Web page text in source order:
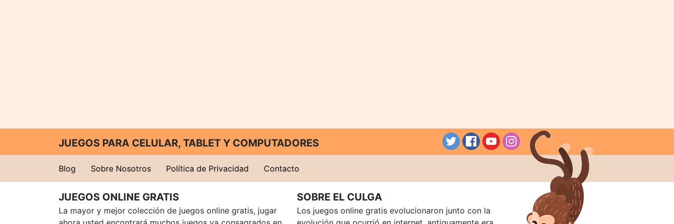
JUEGOS PARA CELULAR, TABLET Y COMPUTADORES
Blog Sobre Nosotros Política de Privacidad Contacto
JUEGOS ONLINE GRATIS
La mayor y mejor colección de juegos online gratis, jugar
SOBRE EL CULGA
Los juegos online gratis evolucionaron junto con la